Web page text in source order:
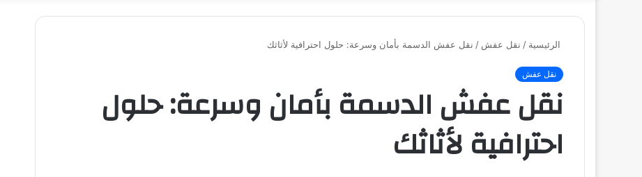
الرئيسية / نقل عفش / نقل عفش الدسمة بأمان وسرعة: حلول احترافية لأثاثك
نقل عفش
نقل عفش الدسمة بأمان وسرعة: حلول
احترافية لأثاثك